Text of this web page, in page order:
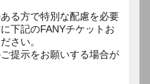
る方で特別な配慮を必要
下記のFANYチケットお
さい。
提示をお願いする場合が